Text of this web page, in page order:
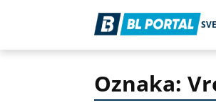
Oznaka: